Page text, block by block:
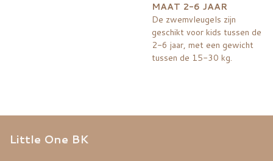
MAAT 2-6 JAAR
De zwemvleugels zijn
geschikt voor kids tussen de
2-6 jaar, met een gewicht
tussen de 15-30 kg.
Little One BK